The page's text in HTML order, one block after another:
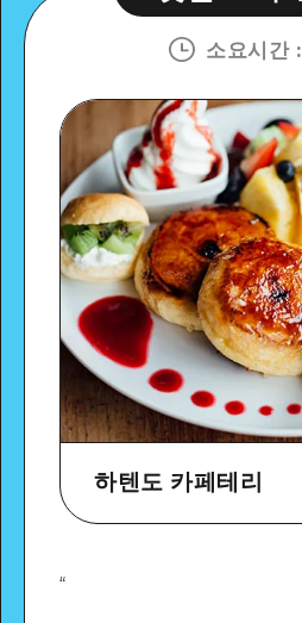
소요시간:
하텐도 카페테리
“